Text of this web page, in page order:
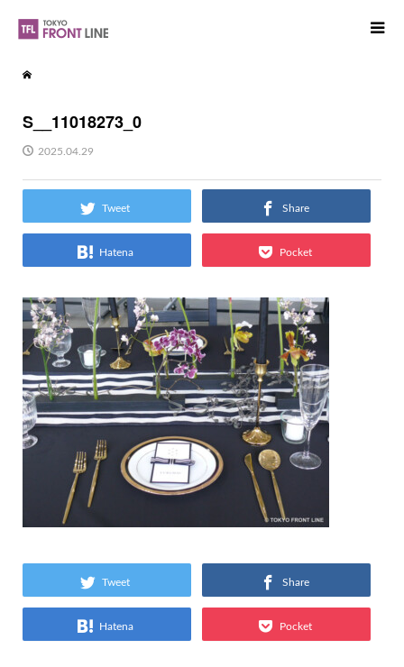
S__11018273_0
2025.04.29
Tweet Share
Hatena Pocket
Tweet Share
Hatena Pocket